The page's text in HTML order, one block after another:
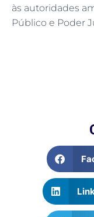
às autoridades
Público e Poder